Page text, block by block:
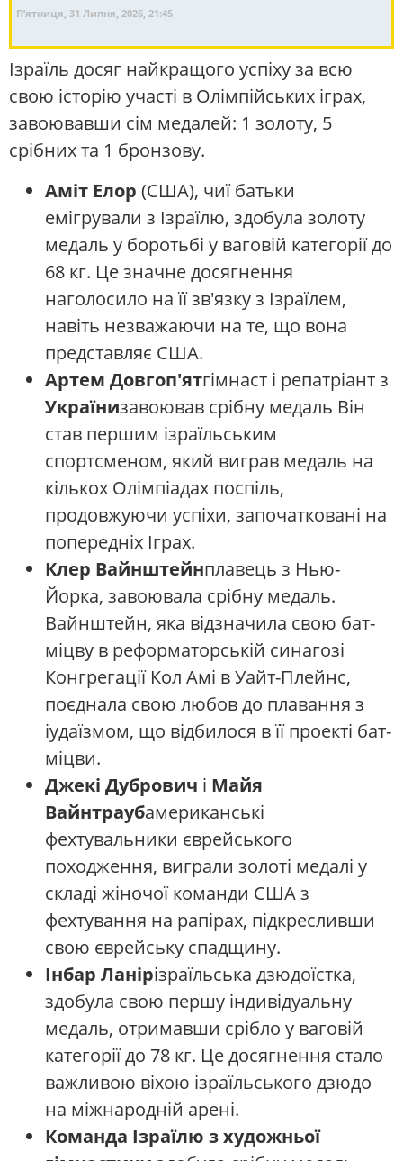
П’ятниця, 31 Липня, 2026, 21:45
Ізраїль досяг найкращого успіху за всю
свою історію участі в Олімпійських іграх,
завоювавши сім медалей: 1 золоту, 5
срібних та 1 бронзову.
Аміт Елор (США), чиї батьки
емігрували з Ізраїлю, здобула золоту
медаль у боротьбі у ваговій категорії до
68 кг. Це значне досягнення
наголосило на її зв'язку з Ізраїлем,
навіть незважаючи на те, що вона
представляє США.
Артем Довгоп'ятгімнаст і репатріант з
Українизавоював срібну медаль Він
став першим ізраїльським
спортсменом, який виграв медаль на
кількох Олімпіадах поспіль,
продовжуючи успіхи, започатковані на
попередніх Іграх.
Клер Вайнштейнплавець з Нью-
Йорка, завоювала срібну медаль.
Вайнштейн, яка відзначила свою бат-
міцву в реформаторській синагозі
Конгрегації Кол Амі в Уайт-Плейнс,
поєднала свою любов до плавання з
іудаїзмом, що відбилося в її проекті бат-
міцви.
Джекі Дубрович і Майя
Вайнтраубамериканські
фехтувальники єврейського
походження, виграли золоті медалі у
складі жіночої команди США з
фехтування на рапірах, підкресливши
свою єврейську спадщину.
Інбар Ланірізраїльська дзюдоїстка,
здобула свою першу індивідуальну
медаль, отримавши срібло у ваговій
категорії до 78 кг. Це досягнення стало
важливою віхою ізраїльського дзюдо
на міжнародній арені.
Команда Ізраїлю з художньої